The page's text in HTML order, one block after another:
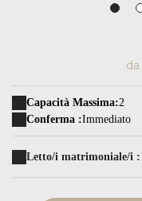
da
Capacità Massima:2
Conferma :Immediato
Letto/i matrimoniale/i :